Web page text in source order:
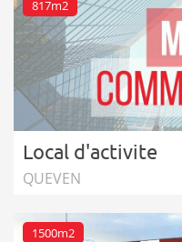
817m2
Local d'activite
QUEVEN
1500m2